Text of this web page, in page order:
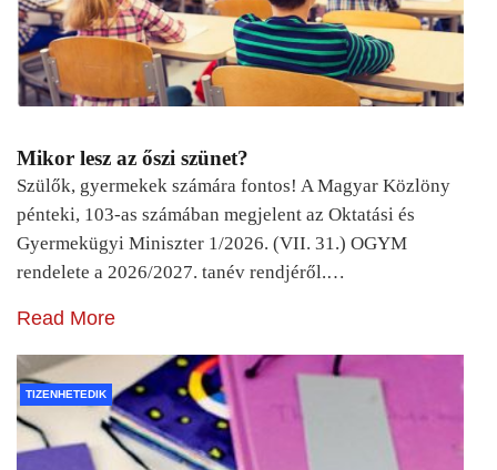
Mikor lesz az őszi szünet?
Szülők, gyermekek számára fontos! A Magyar Közlöny
pénteki, 103-as számában megjelent az Oktatási és
Gyermekügyi Miniszter 1/2026. (VII. 31.) OGYM
rendelete a 2026/2027. tanév rendjéről.…
Read More
TIZENHETEDIK